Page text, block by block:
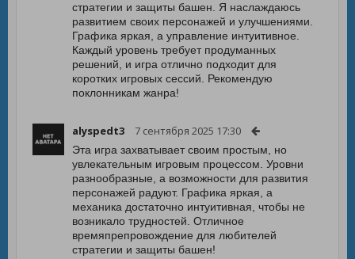
стратегии и защиты башен. Я наслаждаюсь
развитием своих персонажей и улучшениями.
Графика яркая, а управление интуитивное.
Каждый уровень требует продуманных
решений, и игра отлично подходит для
коротких игровых сессий. Рекомендую
поклонникам жанра!
alyspedt3 7 сентября 2025 17:30
Эта игра захватывает своим простым, но
увлекательным игровым процессом. Уровни
разнообразные, а возможности для развития
персонажей радуют. Графика яркая, а
механика достаточно интуитивная, чтобы не
возникало трудностей. Отличное
времяпрепровождение для любителей
стратегии и защиты башен!